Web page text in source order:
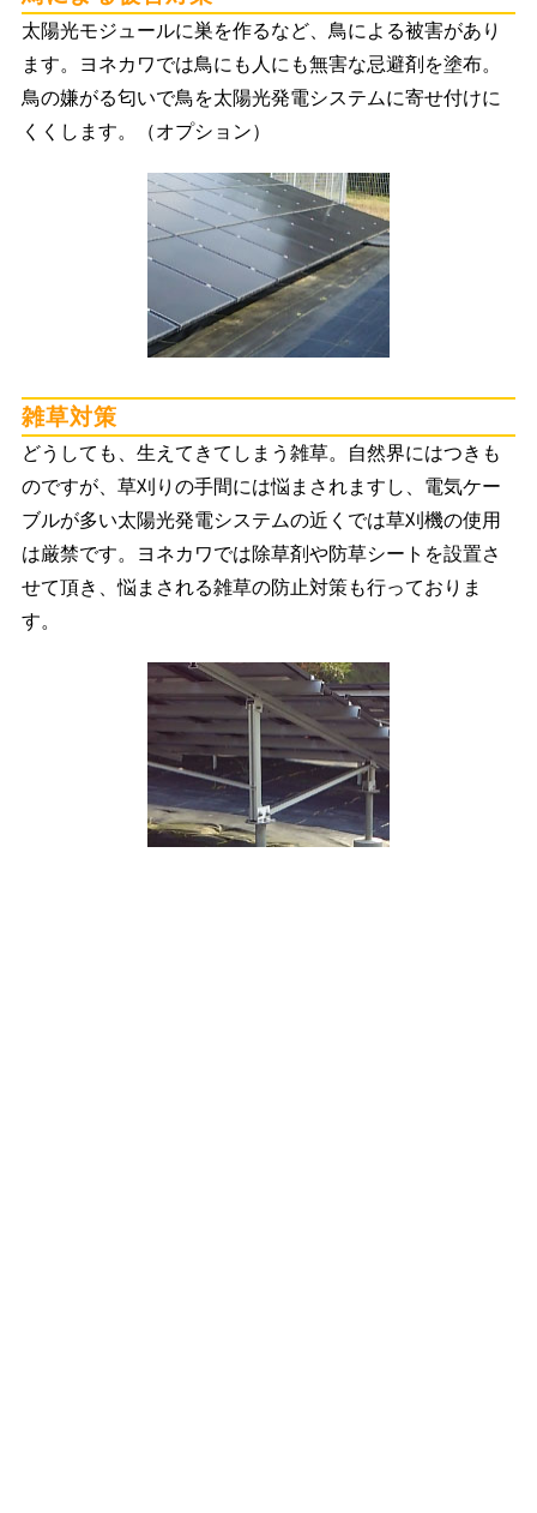
太陽光モジュールに巣を作るなど、鳥による被害があり
ます。ヨネカワでは鳥にも人にも無害な忌避剤を塗布。
鳥の嫌がる匂いで鳥を太陽光発電システムに寄せ付けに
くくします。（オプション）
雑草対策
どうしても、生えてきてしまう雑草。自然界にはつきも
のですが、草刈りの手間には悩まされますし、電気ケー
ブルが多い太陽光発電システムの近くでは草刈機の使用
は厳禁です。ヨネカワでは除草剤や防草シートを設置さ
せて頂き、悩まされる雑草の防止対策も行っておりま
す。